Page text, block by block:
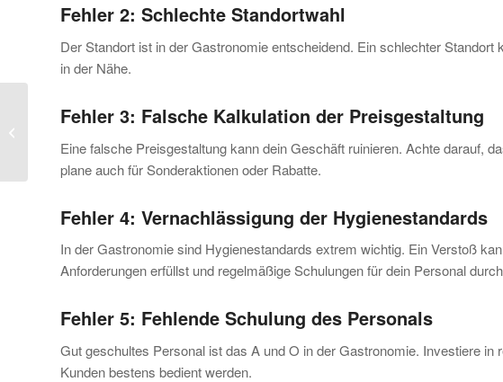
Fehler 2: Schlechte Standortwahl
Der Standort ist in der Gastronomie entscheidend. Ein schlechter
in der Nähe.
Fehler 3: Falsche Kalkulation der Preisgestaltung
Eine falsche Preisgestaltung kann dein Geschäft ruinieren. Achte darauf,
plane auch für Sonderaktionen oder Rabatte.
Fehler 4: Vernachlässigung der Hygienestandards
In der Gastronomie sind Hygienestandards extrem wichtig. Ein Verstoß
Anforderungen erfüllst und regelmäßige Schulungen für dein Personal
Fehler 5: Fehlende Schulung des Personals
Gut geschultes Personal ist das A und O in der Gastronomie. Investiere
Kunden bestens bedient werden.
Imbiss eröffnen: Darauf
musst Du achten